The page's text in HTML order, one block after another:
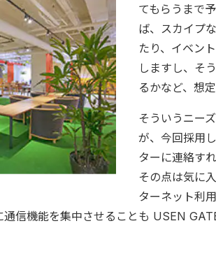
てもらうまで
ば、スカイプ
たり、イベン
しますし、そ
るかなど、想
そういうニー
が、今回採用
ターに連絡す
その点は気に
ターネット利
信機能を集中させることも USEN